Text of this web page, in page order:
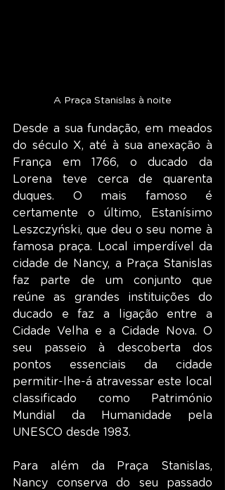
A Praça Stanislas à noite
Desde a sua fundação, em meados
do século X, até à sua anexação à
França em 1766, o ducado da
Lorena teve cerca de quarenta
duques. O mais famoso é
certamente o último, Estanísimo
Leszczyński, que deu o seu nome à
famosa praça. Local imperdível da
cidade de Nancy, a Praça Stanislas
faz parte de um conjunto que
reúne as grandes instituições do
ducado e faz a ligação entre a
Cidade Velha e a Cidade Nova. O
seu passeio à descoberta dos
pontos essenciais da cidade
permitir-lhe-á atravessar este local
classificado como Património
Mundial da Humanidade pela
UNESCO desde 1983.
Para além da Praça Stanislas,
Nancy conserva do seu passado